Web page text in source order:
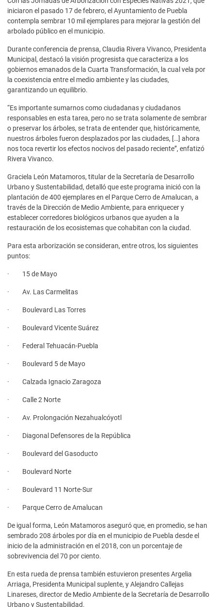
iniciaron el pasado 17 de febrero, el Ayuntamiento de Puebla
contempla sembrar 10 mil ejemplares para mejorar la gestión del
arbolado público en el municipio.
Durante conferencia de prensa, Claudia Rivera Vivanco, Presidenta
Municipal, destacó la visión progresista que caracteriza a los
gobiernos emanados de la Cuarta Transformación, la cual vela por
la coexistencia entre el medio ambiente y las ciudades,
garantizando un equilibrio.
“Es importante sumarnos como ciudadanas y ciudadanos
responsables en esta tarea, pero no se trata solamente de sembrar
o preservar los árboles, se trata de entender que, históricamente,
nuestros árboles fueron desplazados por las ciudades, […] ahora
nos toca revertir los efectos nocivos del pasado reciente”, enfatizó
Rivera Vivanco.
Graciela León Matamoros, titular de la Secretaría de Desarrollo
Urbano y Sustentabilidad, detalló que este programa inició con la
plantación de 400 ejemplares en el Parque Cerro de Amalucan, a
través de la Dirección de Medio Ambiente, para enriquecer y
establecer corredores biológicos urbanos que ayuden a la
restauración de los ecosistemas que cohabitan con la ciudad.
Para esta arborización se consideran, entre otros, los siguientes
puntos:
· 15 de Mayo
· Av. Las Carmelitas
· Boulevard Las Torres
· Boulevard Vicente Suárez
· Federal Tehuacán-Puebla
· Boulevard 5 de Mayo
· Calzada Ignacio Zaragoza
· Calle 2 Norte
· Av. Prolongación Nezahualcóyotl
· Diagonal Defensores de la República
· Boulevard del Gasoducto
· Boulevard Norte
· Boulevard 11 Norte-Sur
· Parque Cerro de Amalucan
De igual forma, León Matamoros aseguró que, en promedio, se han
sembrado 208 árboles por día en el municipio de Puebla desde el
inicio de la administración en el 2018, con un porcentaje de
sobrevivencia del 70 por ciento.
En esta rueda de prensa también estuvieron presentes Argelia
Arriaga, Presidenta Municipal suplente, y Alejandro Callejas
Linareses, director de Medio Ambiente de la Secretaría de Desarrollo
Urbano y Sustentabilidad.